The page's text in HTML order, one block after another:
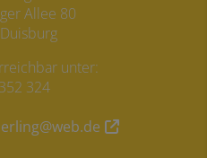
Allee 80
unter:
324